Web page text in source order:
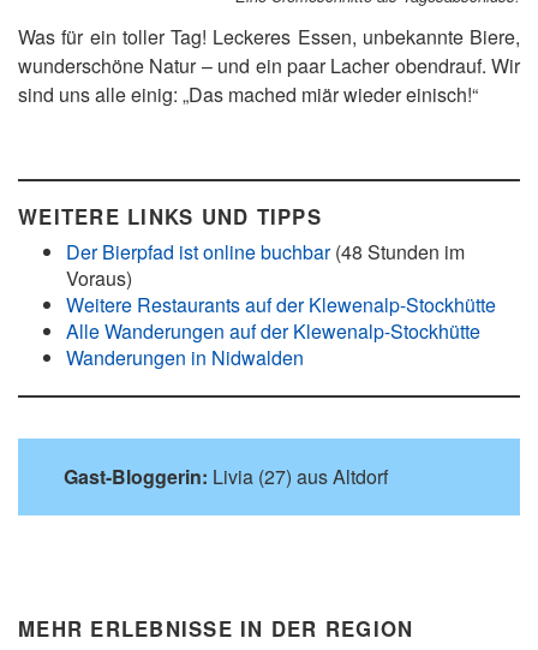
Was für ein toller Tag! Leckeres Essen, unbekannte Biere,
wunderschöne Natur – und ein paar Lacher obendrauf. Wir
sind uns alle einig: „Das mached miär wieder einisch!“
WEITERE LINKS UND TIPPS
Der Bierpfad ist online buchbar(48 Stunden im
Voraus)
Weitere Restaurants auf der Klewenalp-Stockhütte
Alle Wanderungen auf der Klewenalp-Stockhütte
Wanderungen in Nidwalden
Gast-Bloggerin: Livia (27) aus Altdorf
MEHR ERLEBNISSE IN DER REGION